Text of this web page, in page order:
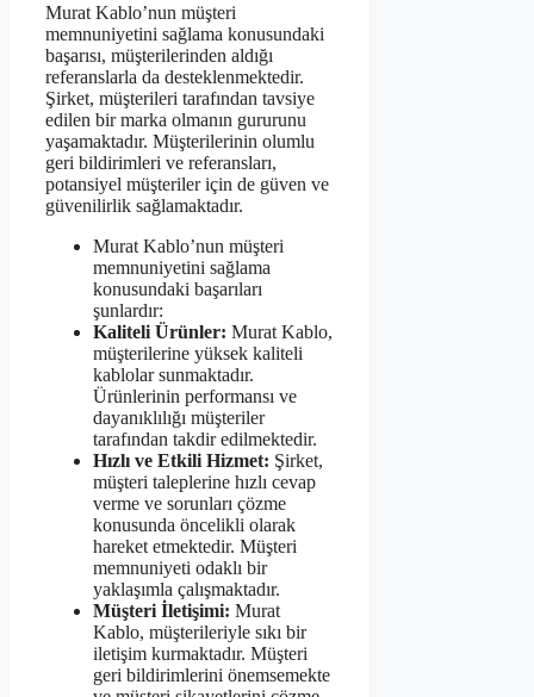
Murat Kablo’nun müşteri
memnuniyetini sağlama konusundaki
başarısı, müşterilerinden aldığı
referanslarla da desteklenmektedir.
Şirket, müşterileri tarafından tavsiye
edilen bir marka olmanın gururunu
yaşamaktadır. Müşterilerinin olumlu
geri bildirimleri ve referansları,
potansiyel müşteriler için de güven ve
güvenilirlik sağlamaktadır.
Murat Kablo’nun müşteri
memnuniyetini sağlama
konusundaki başarıları
şunlardır:
Kaliteli Ürünler: Murat Kablo,
müşterilerine yüksek kaliteli
kablolar sunmaktadır.
Ürünlerinin performansı ve
dayanıklılığı müşteriler
tarafından takdir edilmektedir.
Hızlı ve Etkili Hizmet: Şirket,
müşteri taleplerine hızlı cevap
verme ve sorunları çözme
konusunda öncelikli olarak
hareket etmektedir. Müşteri
memnuniyeti odaklı bir
yaklaşımla çalışmaktadır.
Müşteri İletişimi: Murat
Kablo, müşterileriyle sıkı bir
iletişim kurmaktadır. Müşteri
geri bildirimlerini önemsemekte